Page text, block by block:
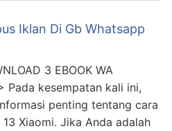
Iklan Di Gb Whatsapp
3 EBOOK WA
Pada kesempatan kali ini,
penting tentang cara
Xiaomi. Jika Anda adalah